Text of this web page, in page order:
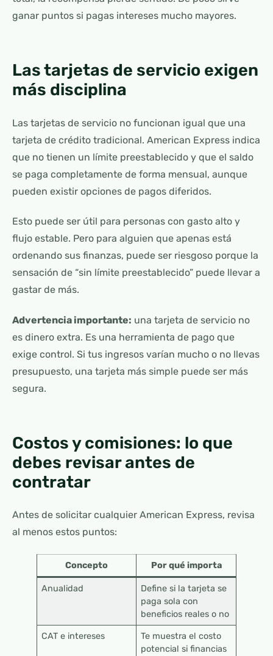
ganar puntos si pagas intereses mucho mayores.
Las tarjetas de servicio exigen
más disciplina
Las tarjetas de servicio no funcionan igual que una
tarjeta de crédito tradicional. American Express indica
que no tienen un límite preestablecido y que el saldo
se paga completamente de forma mensual, aunque
pueden existir opciones de pagos diferidos.
Esto puede ser útil para personas con gasto alto y
flujo estable. Pero para alguien que apenas está
ordenando sus finanzas, puede ser riesgoso porque la
sensación de “sin límite preestablecido” puede llevar a
gastar de más.
Advertencia importante: una tarjeta de servicio no
es dinero extra. Es una herramienta de pago que
exige control. Si tus ingresos varían mucho o no llevas
presupuesto, una tarjeta más simple puede ser más
segura.
Costos y comisiones: lo que
debes revisar antes de
contratar
Antes de solicitar cualquier American Express, revisa
al menos estos puntos:
Concepto Por qué importa
Anualidad
Define si la tarjeta se
paga sola con
beneficios reales o no
CAT e intereses
Te muestra el costo
potencial si financias